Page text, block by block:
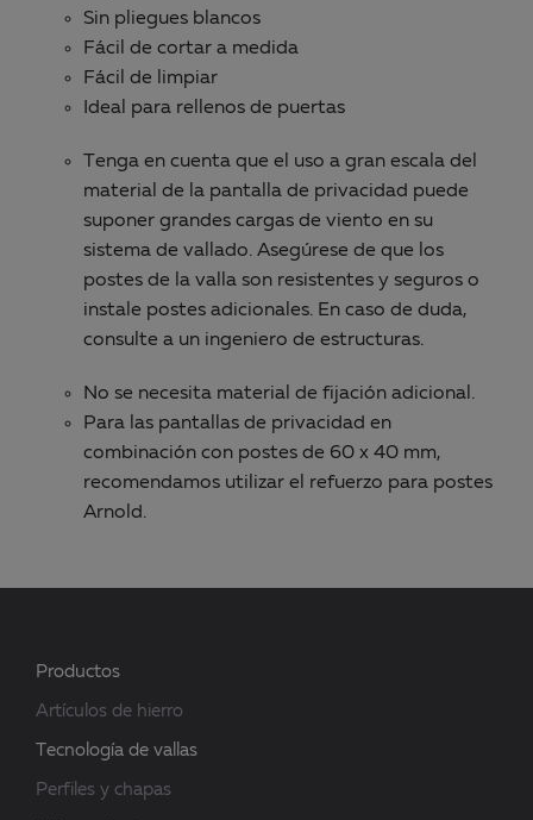
Sin pliegues blancos
Fácil de cortar a medida
Fácil de limpiar
Ideal para rellenos de puertas
Tenga en cuenta que el uso a gran escala del
material de la pantalla de privacidad puede
suponer grandes cargas de viento en su
sistema de vallado. Asegúrese de que los
postes de la valla son resistentes y seguros o
instale postes adicionales. En caso de duda,
consulte a un ingeniero de estructuras.
No se necesita material de fijación adicional.
Para las pantallas de privacidad en
combinación con postes de 60 x 40 mm,
recomendamos utilizar el refuerzo para postes
Arnold.
Productos
Artículos de hierro
Tecnología de vallas
Perfiles y chapas